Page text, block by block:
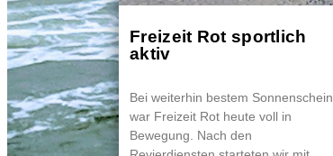
Freizeit Rot sportlich
aktiv
Bei weiterhin bestem Sonnenschein
war Freizeit Rot heute voll in
Bewegung. Nach den